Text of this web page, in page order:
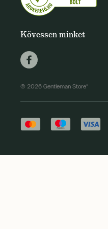
Kövessen minket
© 2026 Gentleman Store"